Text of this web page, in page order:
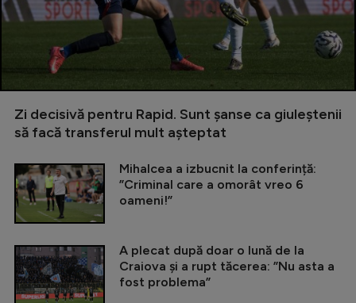
Zi decisivă pentru Rapid. Sunt șanse ca giuleștenii
să facă transferul mult așteptat
Mihalcea a izbucnit la conferință:
”Criminal care a omorât vreo 6
oameni!”
A plecat după doar o lună de la
Craiova și a rupt tăcerea: ”Nu asta a
fost problema”